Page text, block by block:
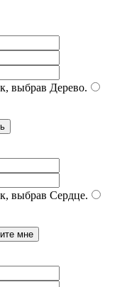
выбрав Дерево.
выбрав Сердце.